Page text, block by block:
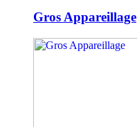
Gros Appareillage